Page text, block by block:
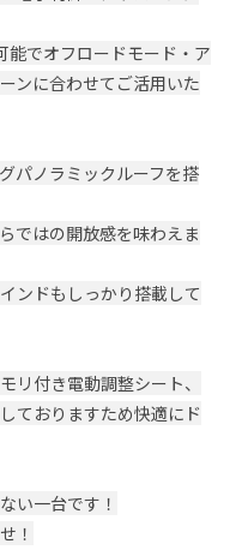
能でオフロードモード・ア
ンに合わせてご活用いた
パノラミックルーフを搭
ではの開放感を味わえま
ンドもしっかり搭載して
リ付き電動調整シート、
ておりますため快適にド
い一台です！
！